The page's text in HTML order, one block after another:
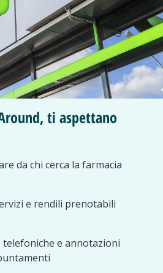
ti aspettano
da chi cerca la farmacia
e rendili prenotabili
e annotazioni